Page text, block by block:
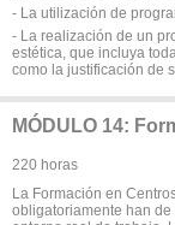
- La utilización de
- La realización de un
estética, que incluya
como la justificación de
MÓDULO 14:
220 horas
La Formación en
obligatoriamente han